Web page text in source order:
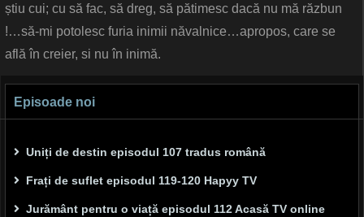
știu cui; cu să fac, să dreg, să pătimesc dacă nu mă răzbun
!…să-mi potolesc furia inimii năvalnice…apropos, care se
află în creier, si nu în inimă.
Episoade noi
Uniți de destin episodul 107 tradus română
Frați de suflet episodul 119-120 Hapyy TV
Jurământ pentru o viață episodul 112 Acasă TV online